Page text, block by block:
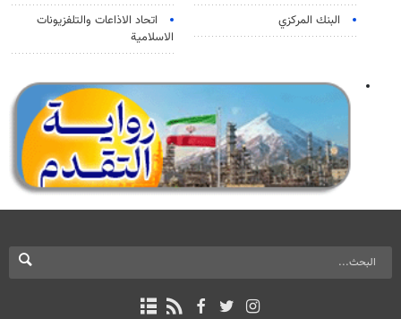
البنك المركزي
اتحاد الاذاعات والتلفزيونات
الاسلامية